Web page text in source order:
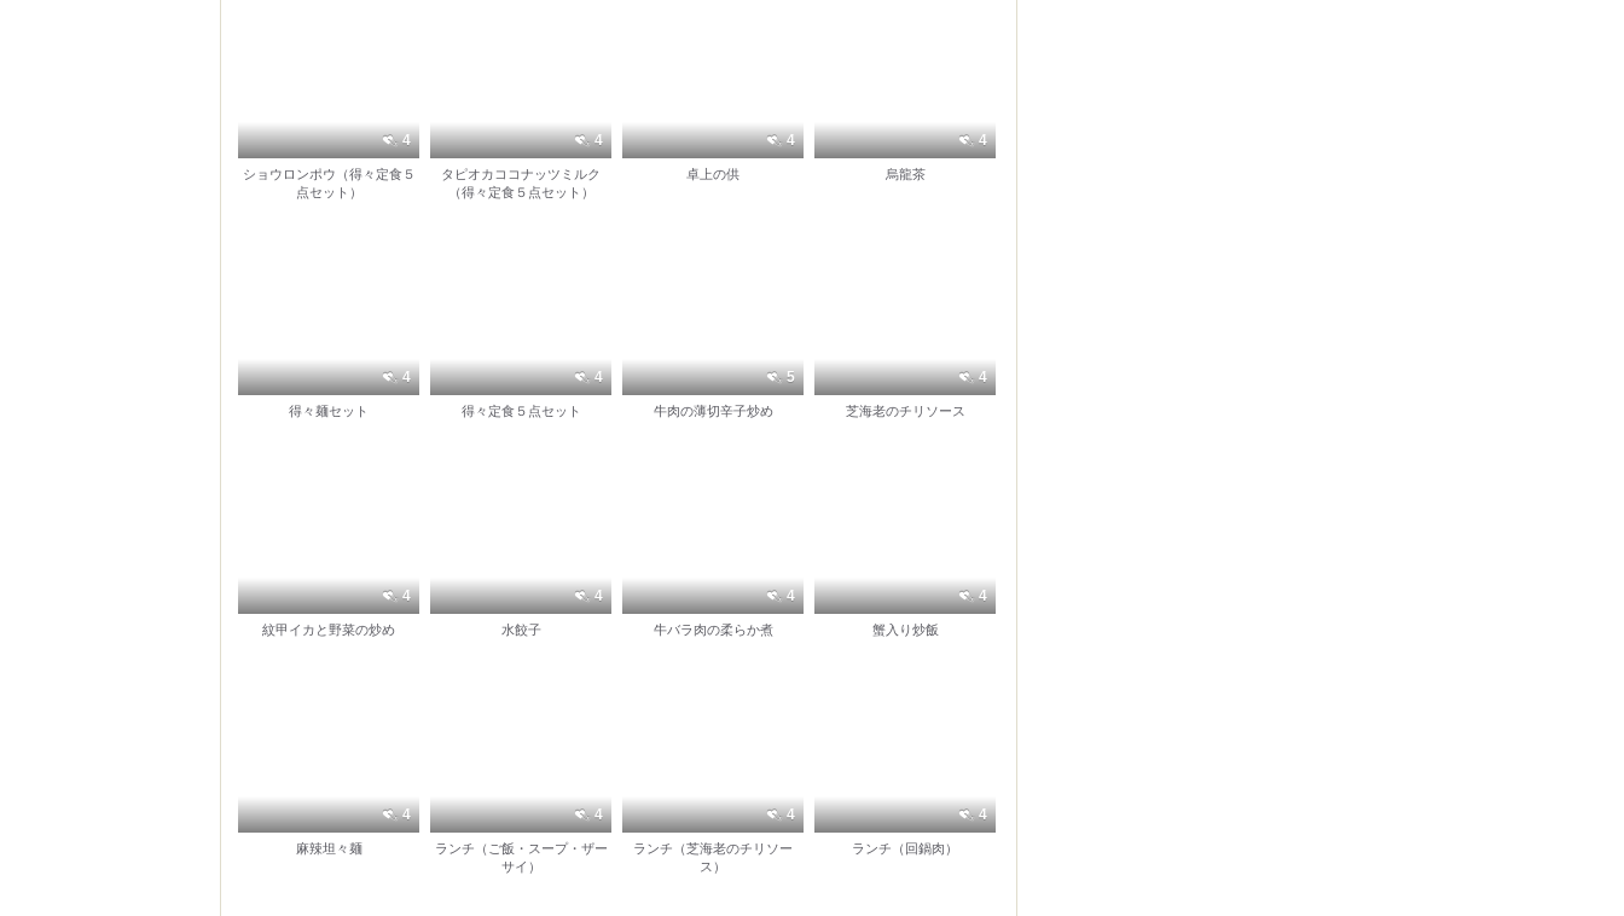
4
ショウロンポウ（得々定食５
点セット）
4
タピオカココナッツミルク
（得々定食５点セット）
4
卓上の供
4
烏龍茶
4
得々麺セット
4
得々定食５点セット
5
牛肉の薄切辛子炒め
4
芝海老のチリソース
4
紋甲イカと野菜の炒め
4
水餃子
4
牛バラ肉の柔らか煮
4
蟹入り炒飯
4
麻辣坦々麺
4
ランチ（ご飯・スープ・ザー
サイ）
4
ランチ（芝海老のチリソー
ス）
4
ランチ（回鍋肉）